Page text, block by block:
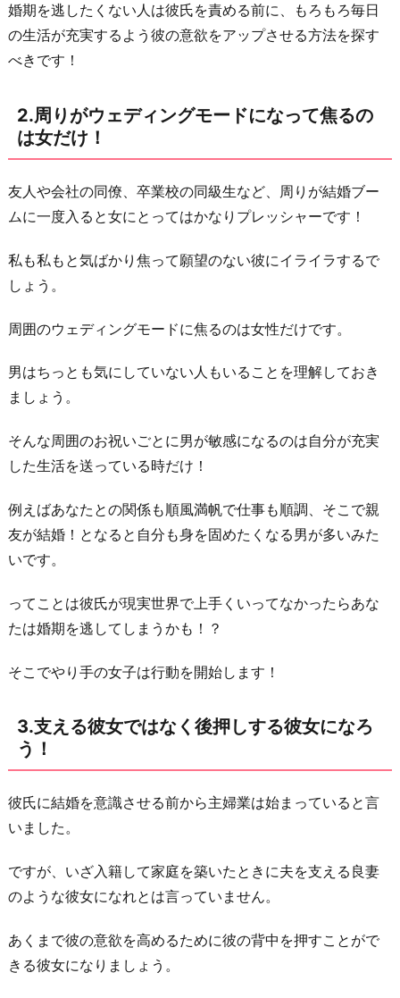
ド
に
な
て
焦
る
の
は
だ
け！
支
え
る
女
で
な
く
後
る
女
に
な
ろ
彼
の
族
と
婚期を逃したくない人は彼氏を責める前に、もろもろ毎日
の生活が充実するよう彼の意欲をアップさせる方法を探す
べきです！
2.周りがウェディングモードになって焦るの
は女だけ！
友人や会社の同僚、卒業校の同級生など、周りが結婚ブー
ムに一度入ると女にとってはかなりプレッシャーです！
私も私もと気ばかり焦って願望のない彼にイライラするで
しょう。
周囲のウェディングモードに焦るのは女性だけです。
男はちっとも気にしていない人もいることを理解しておき
ましょう。
そんな周囲のお祝いごとに男が敏感になるのは自分が充実
した生活を送っている時だけ！
例えばあなたとの関係も順風満帆で仕事も順調、そこで親
友が結婚！となると自分も身を固めたくなる男が多いみた
いです。
ってことは彼氏が現実世界で上手くいってなかったらあな
たは婚期を逃してしまうかも！？
そこでやり手の女子は行動を開始します！
3.支える彼女ではなく後押しする彼女になろ
う！
彼氏に結婚を意識させる前から主婦業は始まっていると言
いました。
ですが、いざ入籍して家庭を築いたときに夫を支える良妻
のような彼女になれとは言っていません。
あくまで彼の意欲を高めるために彼の背中を押すことがで
きる彼女になりましょう。